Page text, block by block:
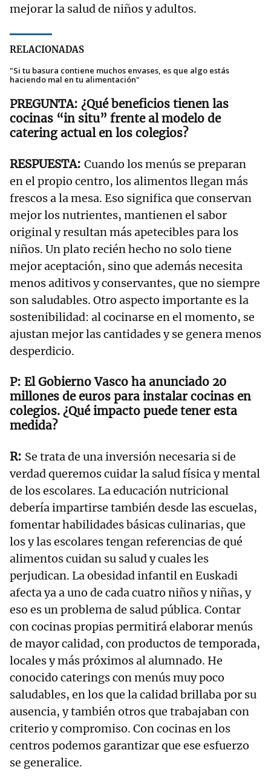
mejorar la salud de niños y adultos.
RELACIONADAS
"Si tu basura contiene muchos envases, es que algo estás
haciendo mal en tu alimentación"
¿Qué beneficios tienen las
cocinas “in situ” frente al modelo de
catering actual en los colegios?
Cuando los menús se preparan
en el propio centro, los alimentos llegan más
frescos a la mesa. Eso significa que conservan
mejor los nutrientes, mantienen el sabor
original y resultan más apetecibles para los
niños. Un plato recién hecho no solo tiene
mejor aceptación, sino que además necesita
menos aditivos y conservantes, que no siempre
son saludables. Otro aspecto importante es la
sostenibilidad: al cocinarse en el momento, se
ajustan mejor las cantidades y se genera menos
desperdicio.
El Gobierno Vasco ha anunciado 20
millones de euros para instalar cocinas en
colegios. ¿Qué impacto puede tener esta
medida?
Se trata de una inversión necesaria si de
verdad queremos cuidar la salud física y mental
de los escolares. La educación nutricional
debería impartirse también desde las escuelas,
fomentar habilidades básicas culinarias, que
los y las escolares tengan referencias de qué
alimentos cuidan su salud y cuales les
perjudican. La obesidad infantil en Euskadi
afecta ya a uno de cada cuatro niños y niñas, y
eso es un problema de salud pública. Contar
con cocinas propias permitirá elaborar menús
de mayor calidad, con productos de temporada,
locales y más próximos al alumnado. He
conocido caterings con menús muy poco
saludables, en los que la calidad brillaba por su
ausencia, y también otros que trabajaban con
criterio y compromiso. Con cocinas en los
centros podemos garantizar que ese esfuerzo
se generalice.